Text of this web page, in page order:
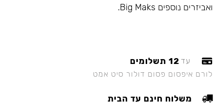
ואביזרים נוספים Big Maks.
עד 12 תשלומים
לורם איפסום פסום דולור סיט אמט
משלוח חינם עד הבית